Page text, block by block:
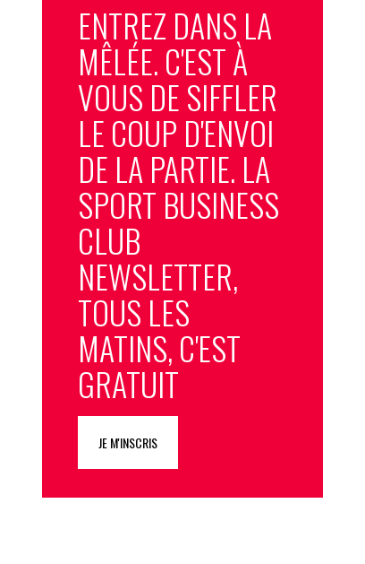
ENTREZ DANS LA
MÊLÉE. C'EST À
VOUS DE SIFFLER
LE COUP D'ENVOI
DE LA PARTIE. LA
SPORT BUSINESS
CLUB
NEWSLETTER,
TOUS LES
MATINS, C'EST
GRATUIT
JE M'INSCRIS